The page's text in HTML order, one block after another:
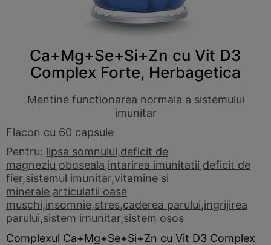
Ca+Mg+Se+Si+Zn cu Vit D3
Complex Forte, Herbagetica
Mentine functionarea normala a sistemului
imunitar
Flacon cu 60 capsule
Pentru: lipsa somnului,deficit de
magneziu,oboseala,intarirea imunitatii,deficit de
fier,sistemul imunitar,vitamine si
minerale,articulatii oase
muschi,insomnie,stres,caderea parului,ingrijirea
parului,sistem imunitar,sistem osos
Complexul Ca+Mg+Se+Si+Zn cu Vit D3 Complex